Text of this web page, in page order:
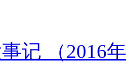
记 （2016